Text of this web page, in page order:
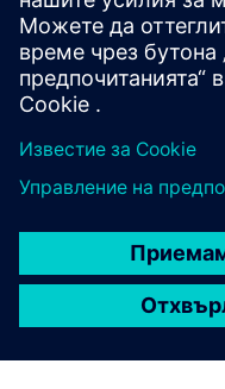
Предпоставки